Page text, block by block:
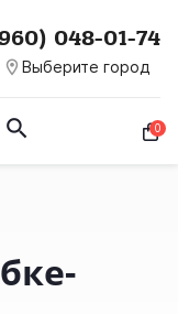
room Выберите город
048-01-74
0